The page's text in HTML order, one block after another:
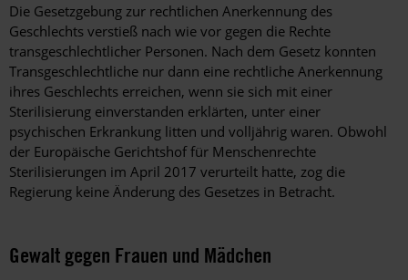
Die Gesetzgebung zur rechtlichen Anerkennung des
Geschlechts verstieß nach wie vor gegen die Rechte
transgeschlechtlicher Personen. Nach dem Gesetz konnten
Transgeschlechtliche nur dann eine rechtliche Anerkennung
ihres Geschlechts erreichen, wenn sie sich mit einer
Sterilisierung einverstanden erklärten, unter einer
psychischen Erkrankung litten und volljährig waren. Obwohl
der Europäische Gerichtshof für Menschenrechte
Sterilisierungen im April 2017 verurteilt hatte, zog die
Regierung keine Änderung des Gesetzes in Betracht.
Gewalt gegen Frauen und Mädchen